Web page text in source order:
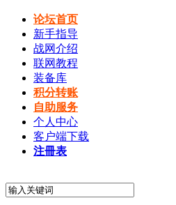
论坛首页
新手指导
战网介绍
联网教程
装备库
积分转账
自助服务
个人中心
客户端下载
注冊表